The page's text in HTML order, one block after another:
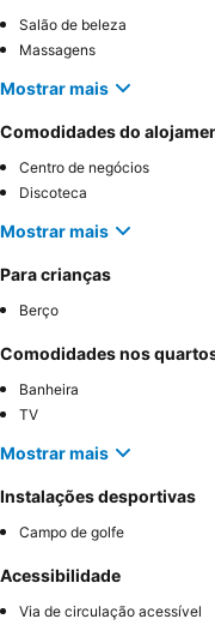
Salão de beleza
Massagens
Mostrar mais
Comodidades do
Centro de negócios
Discoteca
Mostrar mais
Para crianças
Berço
Comodidades nos
Banheira
TV
Mostrar mais
Instalações desportivas
Campo de golfe
Acessibilidade
Via de circulação acessível